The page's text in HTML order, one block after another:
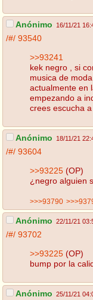
Anónimo 16/11/21
/#/ 93540
>>93241
kek negro , si
musica de
actualmente en
empezando a
crees escucha
Anónimo 18/11/21
/#/ 93604
>>93225 (OP)
¿negro alguien
>>>93790
Anónimo 22/11/21
/#/ 93702
>>93225 (OP)
bump por la
Anónimo 25/11/21